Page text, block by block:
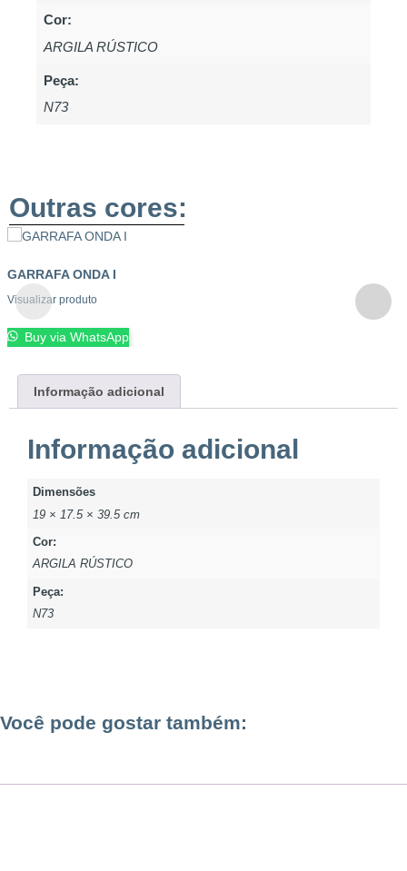
Cor:
ARGILA RÚSTICO
Peça:
N73
Outras cores:
GARRAFA ONDA I
Visualizar produto
Buy via WhatsApp
Informação adicional
Informação adicional
Dimensões
19 × 17.5 × 39.5 cm
Cor:
ARGILA RÚSTICO
Peça:
N73
Você pode gostar também: